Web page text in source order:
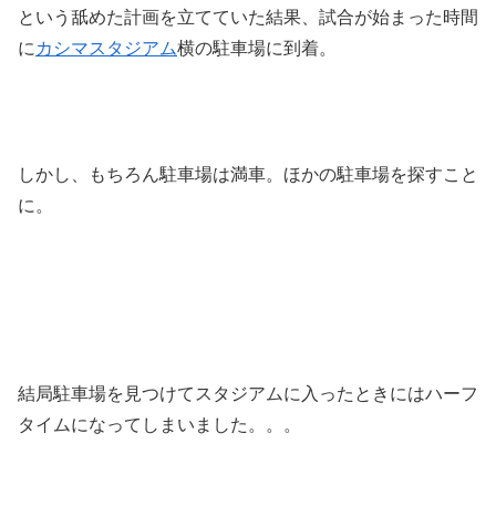
という舐めた計画を立てていた結果、試合が始まった時間
に カシマスタジアム横の駐車場に到着。
しかし、もちろん駐車場は満車。ほかの駐車場を探すこと
に。
結局駐車場を見つけてスタジアムに入ったときにはハーフ
タイムになってしまいました。。。